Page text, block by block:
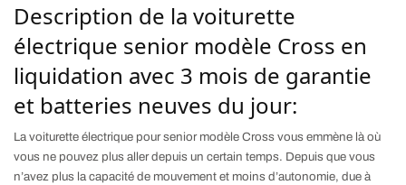
Description de la voiturette
électrique senior modèle Cross en
liquidation avec 3 mois de garantie
et batteries neuves du jour:
La voiturette électrique pour senior modèle Cross vous emmène là où
vous ne pouvez plus aller depuis un certain temps. Depuis que vous
n’avez plus la capacité de mouvement et moins d’autonomie, due à